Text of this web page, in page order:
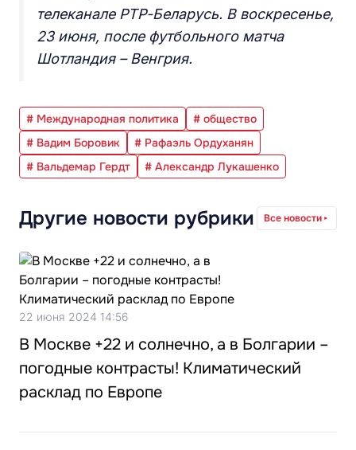
телеканале РТР-Беларусь. В воскресенье,
23 июня, после футбольного матча
Шотландия – Венгрия.
# Международная политика
# общество
# Вадим Боровик
# Рафаэль Ордуханян
# Вальдемар Гердт
# Александр Лукашенко
Другие новости рубрики Все новости
22 июня 2024 14:56
В Москве +22 и солнечно, а в Болгарии –
погодные контрасты! Климатический
расклад по Европе